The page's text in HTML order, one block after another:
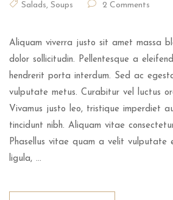
Salads, Soups 2 Comments
Aliquam viverra justo sit amet massa
dolor sollicitudin. Pellentesque a
hendrerit porta interdum. Sed ac
vulputate metus. Curabitur vel luctus
Vivamus justo leo, tristique imperdiet
tincidunt nibh. Aliquam vitae
Phasellus vitae quam a velit vulputate
ligula, …